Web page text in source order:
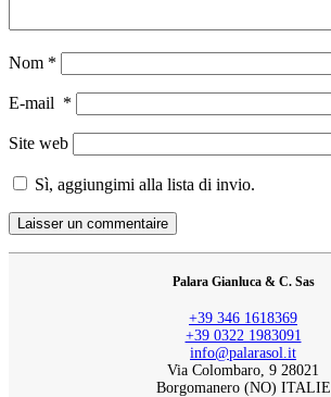
Nom *
E-mail *
Site web
Sì, aggiungimi alla lista di invio.
Palara Gianluca & C. Sas
+39 346 1618369
+39 0322 1983091
info@palarasol.it
Via Colombaro, 9 28021
Borgomanero (NO) ITALIE